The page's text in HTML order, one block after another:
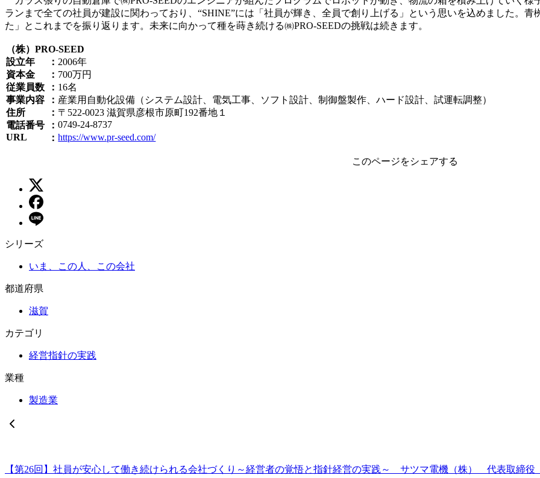
ランまで全ての社員が建設に関わっており、“SHINE”には「社員が輝き、全員で創り上げる」という思いを込めました。
た」とこれまでを振り返ります。未来に向かって種を蒔き続ける㈱PRO-SEEDの挑戦は続きます。
（株）PRO-SEED
設立年
2006年
資本金
700万円
従業員数
16名
事業内容
産業用自動化設備（システム設計、電気工事、ソフト設計、制御盤製作、ハード設計、試運転調整）
住所
〒522-0023 滋賀県彦根市原町192番地１
電話番号
0749-24-8737
URL
https://www.pr-seed.com/
このページをシェアする
シリーズ
いま、この人、この会社
都道府県
滋賀
カテゴリ
経営指針の実践
業種
製造業
【第26回】社員が安心して働き続けられる会社づくり～経営者の覚悟と指針経営の実践～ サツマ電機（株） 代表取締役